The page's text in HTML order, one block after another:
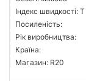
Індекс швидкості: T
Посиленість:
Рік виробництва:
Країна:
Магазин: R20